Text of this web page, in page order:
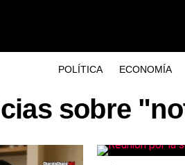
POLÍTICA ECONOMÍA
sobre